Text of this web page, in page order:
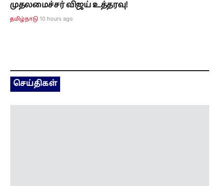
முதலமைச்சர் விஜய் உத்தரவு!
தமிழ்நாடு 10 hours ago
செய்திகள்